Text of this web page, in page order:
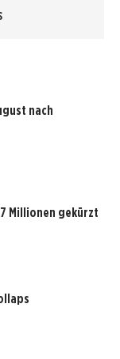
nach
Millionen gekürzt